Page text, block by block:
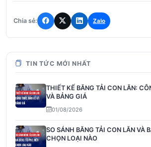
Chia sẻ: Zalo
TIN TỨC MỚI NHẤT
THIẾT KẾ BĂNG TẢI CON LĂN:
VÀ BẢNG GIÁ
01/08/2026
SO SÁNH BĂNG TẢI CON LĂN VÀ
CHỌN LOẠI NÀO